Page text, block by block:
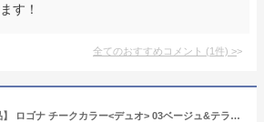
す！
全てのおすすめコメント (1件) >
【日本正規輸入品】 ロゴナ チークカラー<デュオ> 03ベージュ&テラコッタ 10g